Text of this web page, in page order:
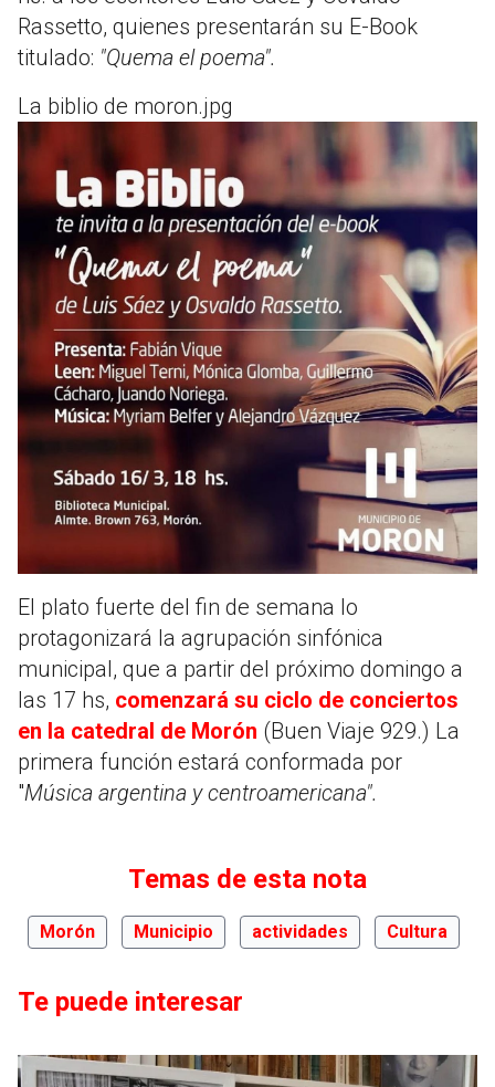
Rassetto, quienes presentarán su E-Book
titulado: "Quema el poema".
La biblio de moron.jpg
El plato fuerte del fin de semana lo
protagonizará la agrupación sinfónica
municipal, que a partir del próximo domingo a
las 17 hs, comenzará su ciclo de conciertos
en la catedral de Morón (Buen Viaje 929.) La
primera función estará conformada por
"Música argentina y centroamericana".
Temas de esta nota
Morón Municipio actividades Cultura
Te puede interesar